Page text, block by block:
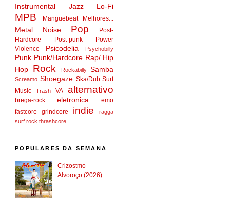
Instrumental Jazz Lo-Fi
MPB Manguebeat Melhores...
Metal Noise Pop
Post-
Hardcore
Post-punk
Power
Violence
Psicodelia Psychobilly
Punk Punk/Hardcore Rap/ Hip
Hop
Rock Rockabilly Samba
Screamo Shoegaze Ska/Dub Surf
Music
Trash VA alternativo
brega-rock eletronica
emo
fastcore
grindcore indie
ragga
surf rock thrashcore
POPULARES DA SEMANA
Crizostmo -
Alvoroço (2026)...